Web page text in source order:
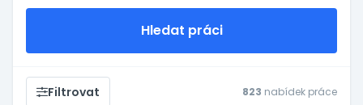
Hledat práci
Filtrovat 823 nabídek práce